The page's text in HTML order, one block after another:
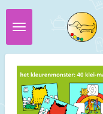
Ga
direct
de
hoofdinhoud